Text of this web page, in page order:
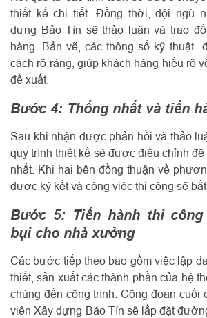
thiết kế chi tiết. Đồng thời, đội ngũ
dựng Bảo Tín sẽ thảo luận và trao
hàng. Bản vẽ, các thông số kỹ thuật
cách rõ ràng, giúp khách hàng hiểu rõ
đề xuất.
Bước 4: Thống nhất và tiến
Sau khi nhận được phản hồi và thảo
quy trình thiết kế sẽ được điều chỉnh
nhất. Khi hai bên đồng thuận về
được ký kết và công việc thi công sẽ bắt
Bước 5: Tiến hành thi
bụi cho nhà xưởng
Các bước tiếp theo bao gồm việc lập
thiết, sản xuất các thành phần của hệ
chúng đến công trình. Công đoạn cuối
viên Xây dựng Bảo Tín sẽ lắp đặt